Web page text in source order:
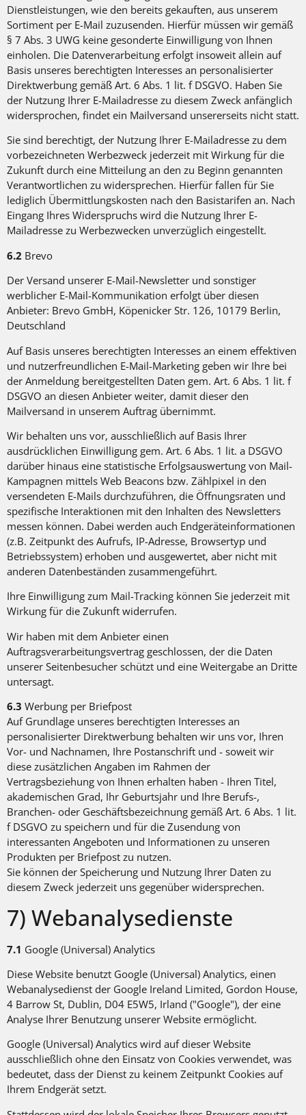
Dienstleistungen, wie den bereits gekauften, aus unserem
Sortiment per E-Mail zuzusenden. Hierfür müssen wir gemäß
§ 7 Abs. 3 UWG keine gesonderte Einwilligung von Ihnen
einholen. Die Datenverarbeitung erfolgt insoweit allein auf
Basis unseres berechtigten Interesses an personalisierter
Direktwerbung gemäß Art. 6 Abs. 1 lit. f DSGVO. Haben Sie
der Nutzung Ihrer E-Mailadresse zu diesem Zweck anfänglich
widersprochen, findet ein Mailversand unsererseits nicht statt.
Sie sind berechtigt, der Nutzung Ihrer E-Mailadresse zu dem
vorbezeichneten Werbezweck jederzeit mit Wirkung für die
Zukunft durch eine Mitteilung an den zu Beginn genannten
Verantwortlichen zu widersprechen. Hierfür fallen für Sie
lediglich Übermittlungskosten nach den Basistarifen an. Nach
Eingang Ihres Widerspruchs wird die Nutzung Ihrer E-
Mailadresse zu Werbezwecken unverzüglich eingestellt.
6.2 Brevo
Der Versand unserer E-Mail-Newsletter und sonstiger
werblicher E-Mail-Kommunikation erfolgt über diesen
Anbieter: Brevo GmbH, Köpenicker Str. 126, 10179 Berlin,
Deutschland
Auf Basis unseres berechtigten Interesses an einem effektiven
und nutzerfreundlichen E-Mail-Marketing geben wir Ihre bei
der Anmeldung bereitgestellten Daten gem. Art. 6 Abs. 1 lit. f
DSGVO an diesen Anbieter weiter, damit dieser den
Mailversand in unserem Auftrag übernimmt.
Wir behalten uns vor, ausschließlich auf Basis Ihrer
ausdrücklichen Einwilligung gem. Art. 6 Abs. 1 lit. a DSGVO
darüber hinaus eine statistische Erfolgsauswertung von Mail-
Kampagnen mittels Web Beacons bzw. Zählpixel in den
versendeten E-Mails durchzuführen, die Öffnungsraten und
spezifische Interaktionen mit den Inhalten des Newsletters
messen können. Dabei werden auch Endgeräteinformationen
(z.B. Zeitpunkt des Aufrufs, IP-Adresse, Browsertyp und
Betriebssystem) erhoben und ausgewertet, aber nicht mit
anderen Datenbeständen zusammengeführt.
Ihre Einwilligung zum Mail-Tracking können Sie jederzeit mit
Wirkung für die Zukunft widerrufen.
Wir haben mit dem Anbieter einen
Auftragsverarbeitungsvertrag geschlossen, der die Daten
unserer Seitenbesucher schützt und eine Weitergabe an Dritte
untersagt.
6.3 Werbung per Briefpost
Auf Grundlage unseres berechtigten Interesses an
personalisierter Direktwerbung behalten wir uns vor, Ihren
Vor- und Nachnamen, Ihre Postanschrift und - soweit wir
diese zusätzlichen Angaben im Rahmen der
Vertragsbeziehung von Ihnen erhalten haben - Ihren Titel,
akademischen Grad, Ihr Geburtsjahr und Ihre Berufs-,
Branchen- oder Geschäftsbezeichnung gemäß Art. 6 Abs. 1 lit.
f DSGVO zu speichern und für die Zusendung von
interessanten Angeboten und Informationen zu unseren
Produkten per Briefpost zu nutzen.
Sie können der Speicherung und Nutzung Ihrer Daten zu
diesem Zweck jederzeit uns gegenüber widersprechen.
7) Webanalysedienste
7.1 Google (Universal) Analytics
Diese Website benutzt Google (Universal) Analytics, einen
Webanalysedienst der Google Ireland Limited, Gordon House,
4 Barrow St, Dublin, D04 E5W5, Irland ("Google"), der eine
Analyse Ihrer Benutzung unserer Website ermöglicht.
Google (Universal) Analytics wird auf dieser Website
ausschließlich ohne den Einsatz von Cookies verwendet, was
bedeutet, dass der Dienst zu keinem Zeitpunkt Cookies auf
Ihrem Endgerät setzt.